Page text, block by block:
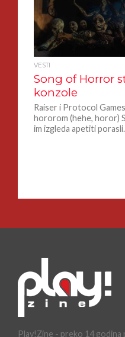
VESTI
Song of Horror
konzole
Raiser i Protocol
hororom (hehe, horor)
im izgleda apetiti
Play!Zine - preko 14